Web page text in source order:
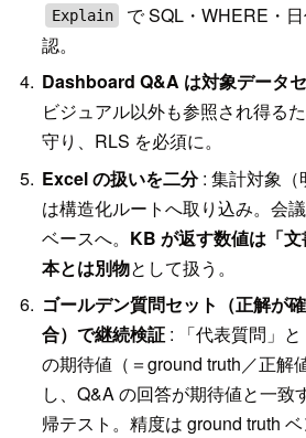
Explain
で SQL・WHERE・
認。
Dashboard Q&A は対象データ
ビジュアル以外も参照され得る
守り、RLS を必須に。
Excel の扱いを二分: 集計対象（
は構造化ルートへ取り込み。会
ベースへ。 KB が返す数値は「
本とは別物として扱う。
ゴールデン質問セット（正解が
合）で継続検証 : 「代表質問」
の期待値（＝ground truth／正解
し、Q&A の回答が期待値と一致
帰テスト。精度は ground truth